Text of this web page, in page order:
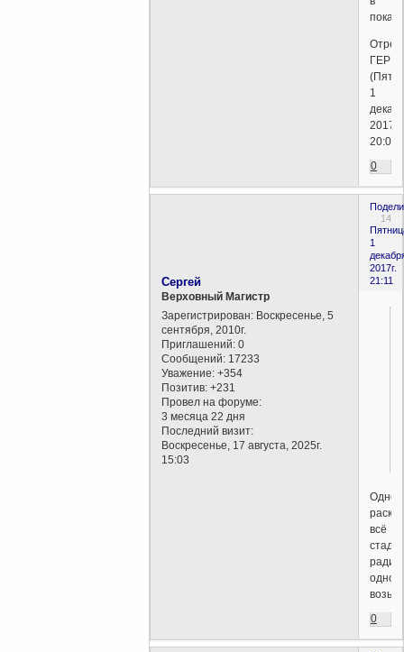
1
2017г.
20:05)
0
14
1
2017г.
21:11
Сергей
Верховный Магистр
Зарегистрирован: Воскресенье, 5
сентября, 2010г.
Приглашений: 0
Сообщений: 17233
Уважение: +354
Позитив: +231
Провел на форуме:
3 месяца 22 дня
Последний визит:
Воскресенье, 17 августа, 2025г.
15:03
всё
стадо
ради
0